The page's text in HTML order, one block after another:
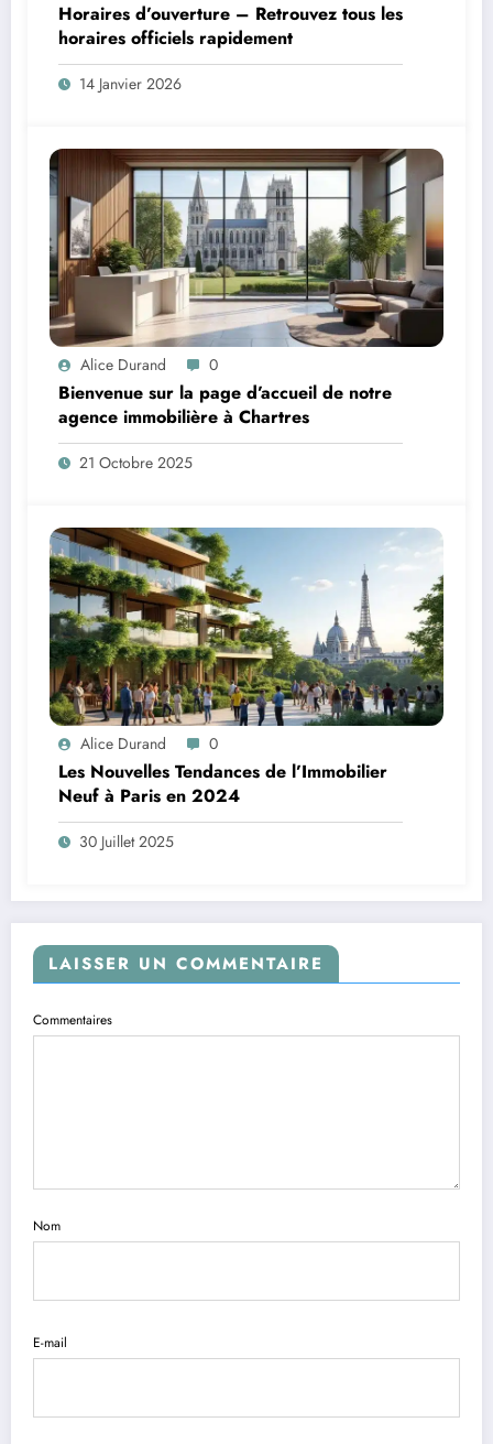
Horaires d’ouverture – Retrouvez tous les
horaires officiels rapidement
14 Janvier 2026
Alice Durand 0
Bienvenue sur la page d’accueil de notre
agence immobilière à Chartres
21 Octobre 2025
Alice Durand 0
Les Nouvelles Tendances de l’Immobilier
Neuf à Paris en 2024
30 Juillet 2025
LAISSER UN COMMENTAIRE
Commentaires
Nom
E-mail